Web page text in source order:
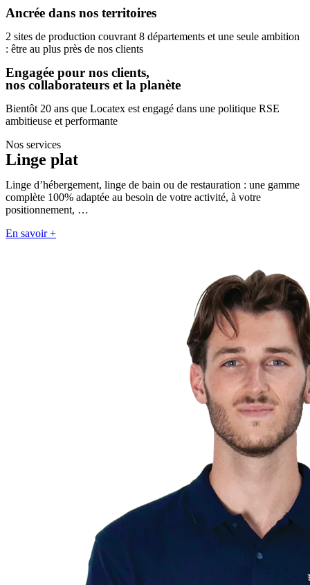
Ancrée dans nos territoires
2 sites de production couvrant 8 départements et une seule ambition
: être au plus près de nos clients
Engagée pour nos clients,
nos collaborateurs et la planète
Bientôt 20 ans que Locatex est engagé dans une politique RSE
ambitieuse et performante
Nos services
Linge plat
Linge d’hébergement, linge de bain ou de restauration : une gamme
complète 100% adaptée au besoin de votre activité, à votre
positionnement, …
En savoir +